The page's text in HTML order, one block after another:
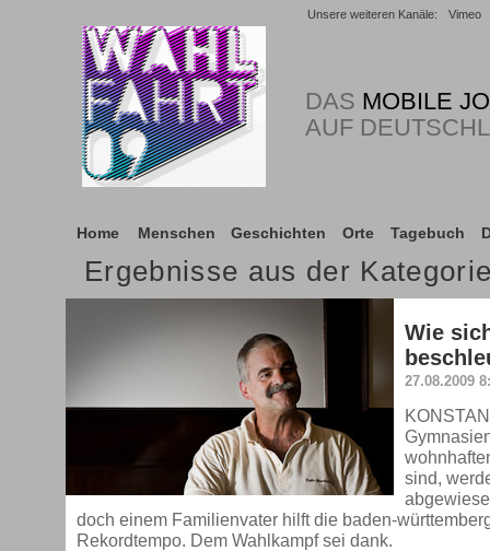
Unsere weiteren Kanäle: Vimeo
DAS MOBILE
AUF
Home Menschen Geschichten Orte Tagebuch
Ergebnisse aus der
Wie
27.08.2009
sind,
doch einem Familienvater hilft die baden-
Rekordtempo. Dem Wahlkampf sei dank.